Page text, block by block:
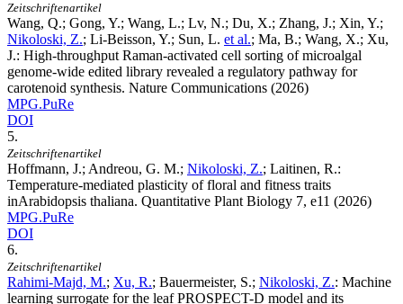
Zeitschriftenartikel
Wang, Q.; Gong, Y.; Wang, L.; Lv, N.; Du, X.; Zhang, J.; Xin, Y.;
Nikoloski, Z.; Li-Beisson, Y.; Sun, L. et al.; Ma, B.; Wang, X.; Xu,
J.: High-throughput Raman-activated cell sorting of microalgal
genome-wide edited library revealed a regulatory pathway for
carotenoid synthesis. Nature Communications (2026)
MPG.PuRe
DOI
5.
Zeitschriftenartikel
Hoffmann, J.; Andreou, G. M.; Nikoloski, Z.; Laitinen, R.:
Temperature-mediated plasticity of floral and fitness traits
inArabidopsis thaliana. Quantitative Plant Biology 7, e11 (2026)
MPG.PuRe
DOI
6.
Zeitschriftenartikel
Rahimi-Majd, M.; Xu, R.; Bauermeister, S.; Nikoloski, Z.: Machine
learning surrogate for the leaf PROSPECT-D model and its